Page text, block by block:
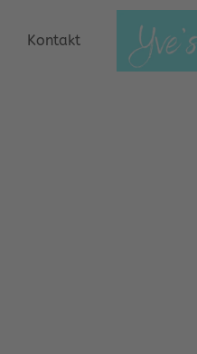
Kontakt